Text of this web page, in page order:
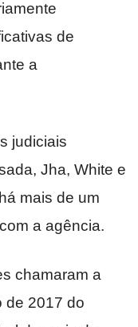
de
a
judiciais
Jha, White e
mais de um
a agência.
chamaram a
de 2017 do